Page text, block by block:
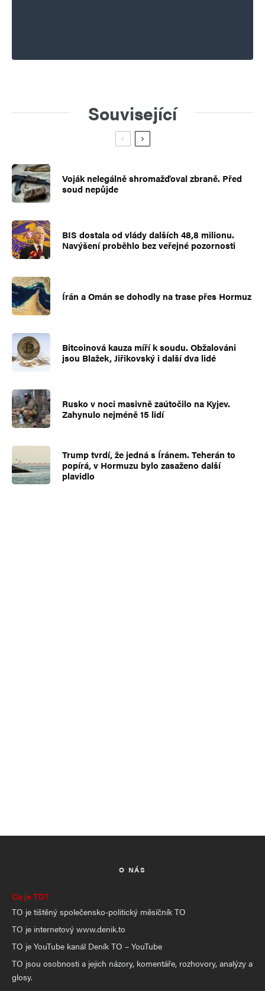
Související
Voják nelegálně shromažďoval zbraně. Před
soud nepůjde
BIS dostala od vlády dalších 48,8 milionu.
Navýšení proběhlo bez veřejné pozornosti
Írán a Omán se dohodly na trase přes Hormuz
Bitcoinová kauza míří k soudu. Obžalováni
jsou Blažek, Jiřikovský i další dva lidé
Rusko v noci masivně zaútočilo na Kyjev.
Zahynulo nejméně 15 lidí
Trump tvrdí, že jedná s Íránem. Teherán to
popírá, v Hormuzu bylo zasaženo další
plavidlo
O NÁS
Co je TO?
TO je tištěný společensko-politický měsíčník TO
TO je internetový www.denik.to
TO je YouTube kanál Deník TO – YouTube
TO jsou osobnosti a jejich názory, komentáře, rozhovory, analýzy a
glosy.